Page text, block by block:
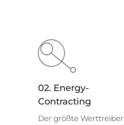
02. Energy-
Contracting
Der größte Werttreiber